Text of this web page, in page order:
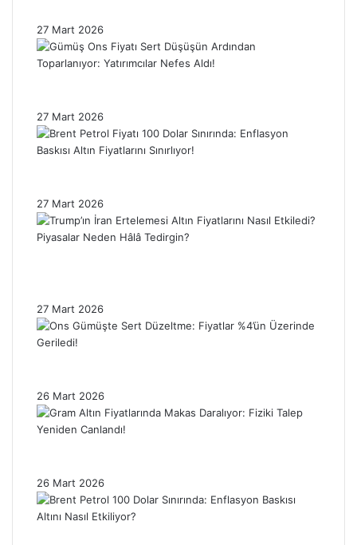
27 Mart 2026
27 Mart 2026
27 Mart 2026
27 Mart 2026
26 Mart 2026
26 Mart 2026